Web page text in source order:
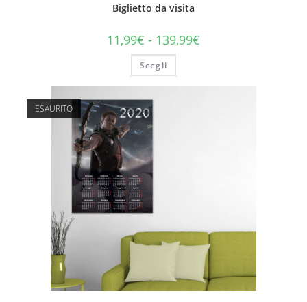
Biglietto da visita
11,99€ - 139,99€
Scegli
ESAURITO